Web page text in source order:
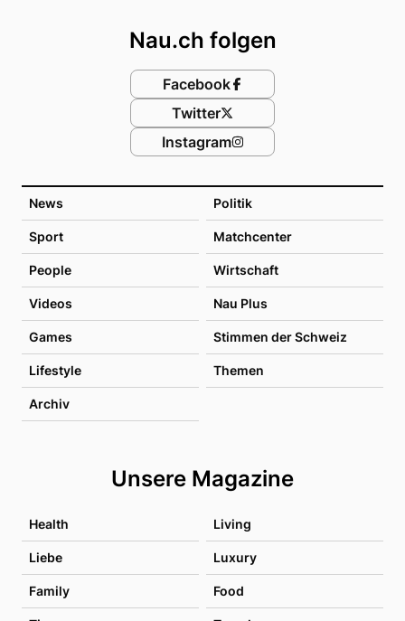
News Politik
Sport Matchcenter
People Wirtschaft
Videos Nau Plus
Games Stimmen der Schweiz
Lifestyle Themen
Archiv
Unsere Magazine
Health Living
Liebe Luxury
Family Food
Nau.ch folgen
Facebook
Twitter
Instagram